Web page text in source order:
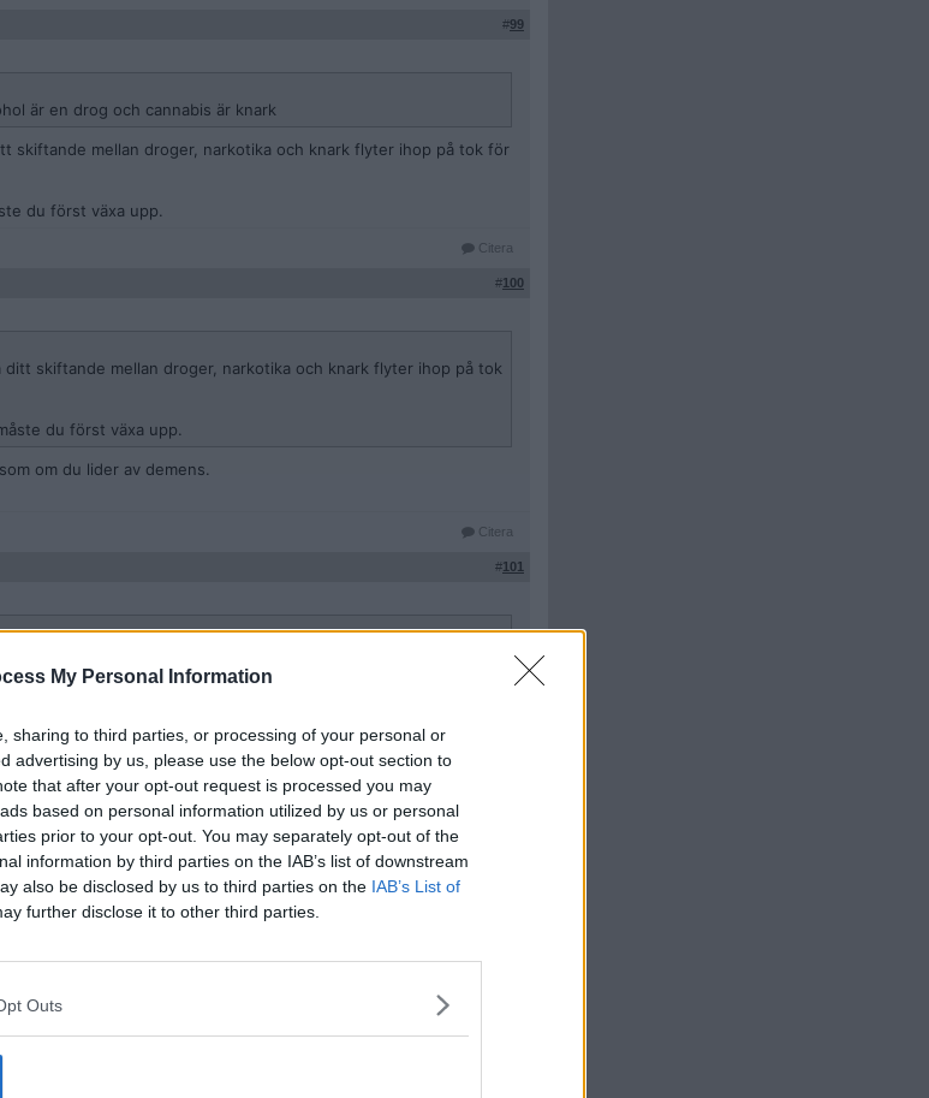
My Personal Information
sharing to third parties, or processing of your personal or
advertising by us, please use the below opt-out section to
that after your opt-out request is processed you may
based on personal information utilized by us or personal
prior to your opt-out. You may separately opt-out of the
information by third parties on the IAB’s list of downstream
also be disclosed by us to third parties on the IAB’s List of
further disclose it to other third parties.
Outs
#99
är en drog och cannabis är knark
skiftande mellan droger, narkotika och knark flyter ihop på tok för
du först växa upp.
Citera
#100
skiftande mellan droger, narkotika och knark flyter ihop på tok
du först växa upp.
om du lider av demens.
Citera
#101
som om du lider av demens.
borde lärt sig i grundskolan som dom knarkade bort.
kalla folk för ”knarkare” och ”pundare”.
på fördomar och okunskap.
Jag skiter regelbundet och särskilt skiter jag i om ni knarkar
ska finansiera er arbetslöshet och hälsoproblem. Knarka på,
ut för gemene cannabisbrukare?